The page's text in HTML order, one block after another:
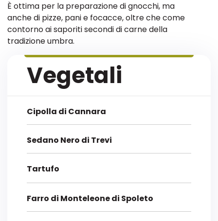
È ottima per la preparazione di gnocchi, ma
anche di pizze, pani e focacce, oltre che come
contorno ai saporiti secondi di carne della
tradizione umbra.
Vegetali
Cipolla di Cannara
Sedano Nero di Trevi
Tartufo
Farro di Monteleone di Spoleto